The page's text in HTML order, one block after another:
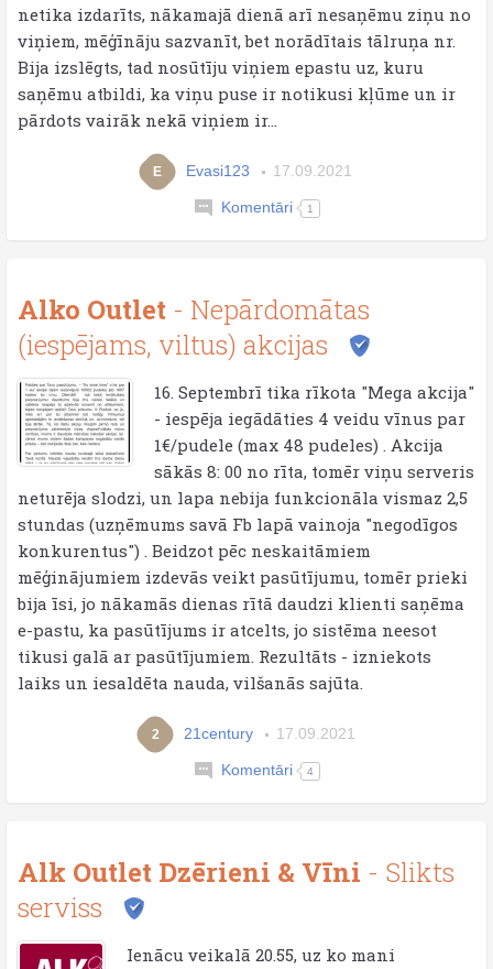
netika izdarīts, nākamajā dienā arī nesaņēmu ziņu no
viņiem, mēģīnāju sazvanīt, bet norādītais tālruņa nr.
Bija izslēgts, tad nosūtīju viņiem epastu uz, kuru
saņēmu atbildi, ka viņu puse ir notikusi kļūme un ir
pārdots vairāk nekā viņiem ir...
E Evasi123 17.09.2021
Komentāri 1
Alko Outlet - Nepārdomātas
(iespējams, viltus) akcijas
16. Septembrī tika rīkota "Mega akcija"
- iespēja iegādāties 4 veidu vīnus par
1€/pudele (max 48 pudeles) . Akcija
sākās 8: 00 no rīta, tomēr viņu serveris
neturēja slodzi, un lapa nebija funkcionāla vismaz 2,5
stundas (uzņēmums savā Fb lapā vainoja "negodīgos
konkurentus") . Beidzot pēc neskaitāmiem
mēģinājumiem izdevās veikt pasūtījumu, tomēr prieki
bija īsi, jo nākamās dienas rītā daudzi klienti saņēma
e-pastu, ka pasūtījums ir atcelts, jo sistēma neesot
tikusi galā ar pasūtījumiem. Rezultāts - izniekots
laiks un iesaldēta nauda, vilšanās sajūta.
2 21century 17.09.2021
Komentāri 4
Alk Outlet Dzērieni & Vīni - Slikts
serviss
Ienācu veikalā 20.55, uz ko mani